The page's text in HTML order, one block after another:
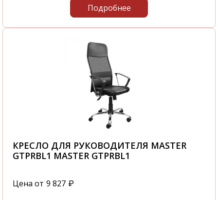
Подробнее
КРЕСЛО ДЛЯ РУКОВОДИТЕЛЯ MASTER
GTPRBL1 MASTER GTPRBL1
Цена от 9 827 ₽